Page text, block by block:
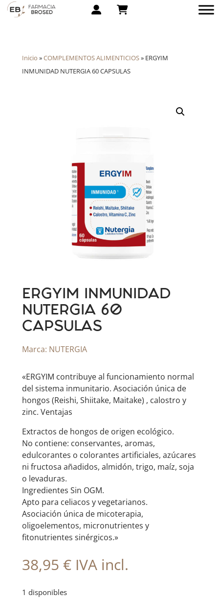
Inicio »COMPLEMENTOS ALIMENTICIOS» ERGYIM
INMUNIDAD NUTERGIA 60 CAPSULAS
ERGYIM INMUNIDAD
NUTERGIA 60
CAPSULAS
Marca: NUTERGIA
«ERGYIM contribuye al funcionamiento normal
del sistema inmunitario. Asociación única de
hongos (Reishi, Shiitake, Maitake) , calostro y
zinc. Ventajas
Extractos de hongos de origen ecológico.
No contiene: conservantes, aromas,
edulcorantes o colorantes artificiales, azúcares
ni fructosa añadidos, almidón, trigo, maíz, soja
o levaduras.
Ingredientes Sin OGM.
Apto para celiacos y vegetarianos.
Asociación única de micoterapia,
oligoelementos, micronutrientes y
fitonutrientes sinérgicos.»
38,95 € IVA incl.
1 disponibles